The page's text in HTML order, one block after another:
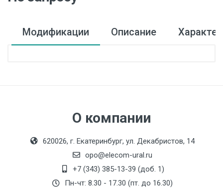
Модификации Описание
О компании
620026, г. Екатеринбург, ул. Декабристов, 14
opo@elecom-ural.ru
+7 (343) 385-13-39 (доб. 1)
Пн-чт: 8.30 - 17.30 (пт. до 16.30)